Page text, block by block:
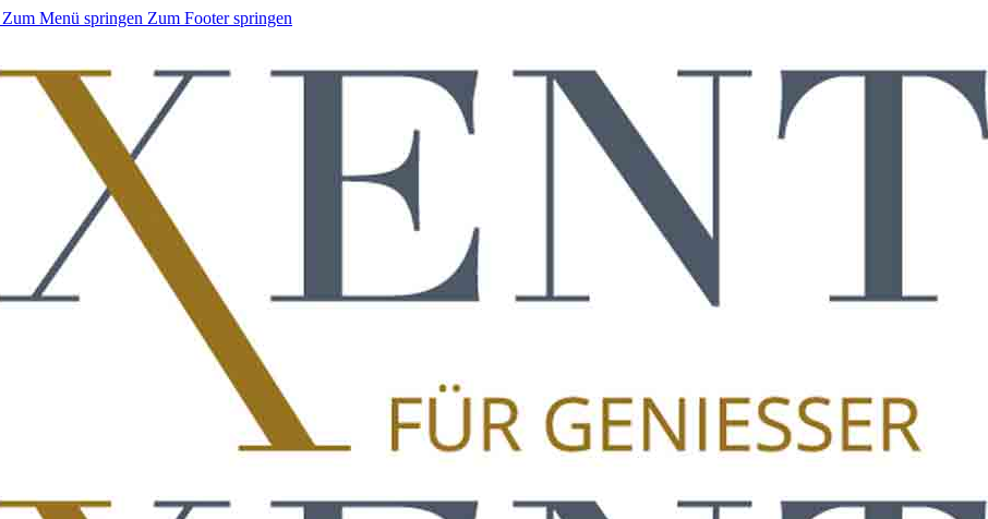
Zum Menü springen Zum Footer springen